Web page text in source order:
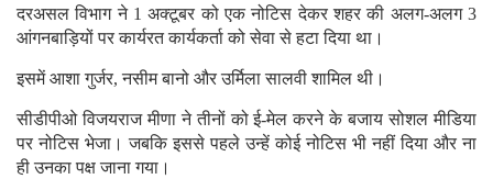
दरअसल विभाग ने 1 अक्टूबर को एक नोटिस देकर शहर की अलग-अलग 3
आंगनबाड़ियों पर कार्यरत कार्यकर्ता को सेवा से हटा दिया था।
इसमें आशा गुर्जर, नसीम बानो और उर्मिला सालवी शामिल थी।
सीडीपीओ विजयराज मीणा ने तीनों को ई-मेल करने के बजाय सोशल मीडिया
पर नोटिस भेजा। जबकि इससे पहले उन्हें कोई नोटिस भी नहीं दिया और ना
ही उनका पक्ष जाना गया।